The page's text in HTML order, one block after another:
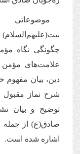
چگونگی نگاه
علامت‌های مؤمن
دین، بیان مفهوم
شرح نماز مقبول
توضیح و بیان
صادق(ع) از جمله
اشاره شده است.